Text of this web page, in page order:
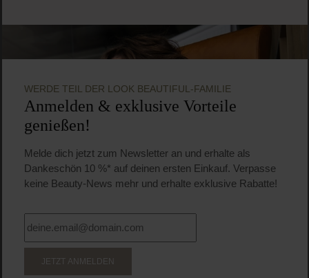
WERDE TEIL DER LOOK BEAUTIFUL-FAMILIE
Anmelden & exklusive Vorteile
genießen!
Melde dich jetzt zum Newsletter an und erhalte als
Dankeschön 10 %* auf deinen ersten Einkauf. Verpasse
keine Beauty-News mehr und erhalte exklusive Rabatte!
JETZT ANMELDEN